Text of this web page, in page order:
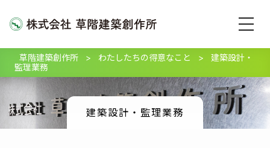
草階建築創作所 > わたしたちの得意なこと >
建築設計・
監理業務
建築設計・監理業務